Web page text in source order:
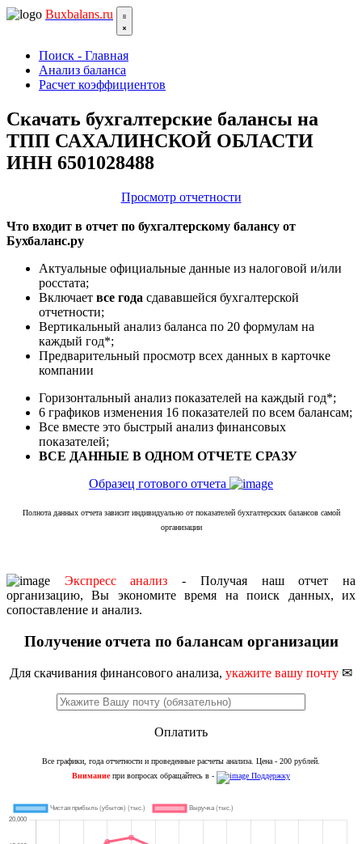
Buxbalans.ru
Поиск - Главная
Анализ баланса
Расчет коэффициентов
Скачать бухгалтерские балансы на
ТПП САХАЛИНСКОЙ ОБЛАСТИ
ИНН 6501028488
Просмотр отчетности
Что входит в отчет по бухгалтерскому балансу от
Бухбаланс.ру
Актуальные официальные данные из налоговой и/или
росстата;
Включает все года сдававшейся бухгалтерской
отчетности;
Вертикальный анализ баланса по 20 формулам на
каждый год*;
Предварительный просмотр всех данных в карточке
компании
Горизонтальный анализ показателей на каждый год*;
6 графиков изменения 16 показателей по всем балансам;
Все вместе это быстрый анализ финансовых
показателей;
ВСЕ ДАННЫЕ В ОДНОМ ОТЧЕТЕ СРАЗУ
Образец готового отчета
Полнота данных отчета зависит индивидуально от показателей бухгалтерских балансов самой
организации
Экспресс анализ - Получая наш отчет на
организацию, Вы экономите время на поиск данных, их
сопоставление и анализ.
Получение отчета по балансам организации
Для скачивания финансового анализа, укажите вашу почту ✉
Оплатить
Все графики, года отчетности и проведенные расчеты анализа. Цена - 200 рублей.
Внимание при вопросах обращайтесь в - Поддержку